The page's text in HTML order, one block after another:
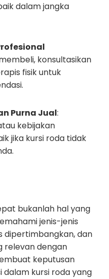
dalam jangka
konsultasikan
fisik untuk
Purna Jual:
kebijakan
jika kursi roda tidak
bukanlah hal yang
jenis-jenis
dipertimbangkan, dan
relevan dengan
keputusan
kursi roda yang